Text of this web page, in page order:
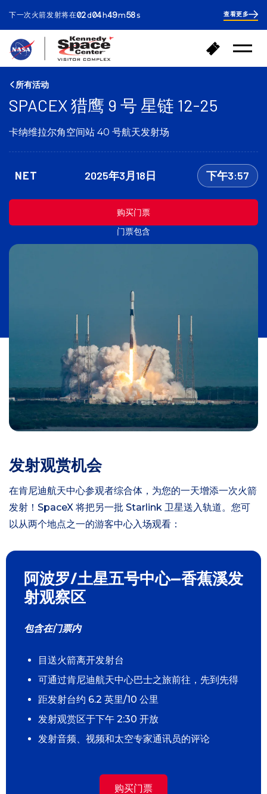
下一次火箭发射将在02d ays
04 hours
49minutes
57seconds
2
days4
hours 50
minutes
查看更多
首
打
所有活动
SPACEX 猎鹰 9 号 星链 12-25
卡纳维拉尔角空间站 40 号航天发射场
NET 2025年3月18日 下午3:57
购买门票
门票包含
发射观赏机会
在肯尼迪航天中心参观者综合体，为您的一天增添一次火箭
发射！SpaceX 将把另一批 Starlink 卫星送入轨道。您可
以从两个地点之一的游客中心入场观看：
阿波罗/土星五号中心--香蕉溪发
射观察区
包含在门票内
目送火箭离开发射台
可通过肯尼迪航天中心巴士之旅前往，先到先得
距发射台约 6.2 英里/10 公里
发射观赏区于下午 2:30 开放
发射音频、视频和太空专家通讯员的评论
购买门票